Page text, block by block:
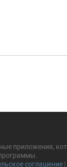
приложения,
соглашение |